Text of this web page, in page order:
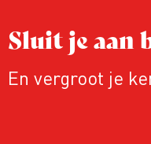
Sluit je aan
En vergroot je